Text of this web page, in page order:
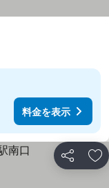
料金を表示
シェア お